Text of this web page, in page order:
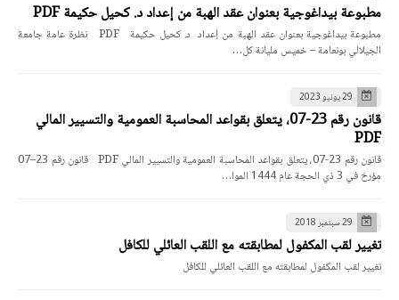
مطبوعة بيداغوجية بعنوان عقد الهبة من إعداد د. كحيل حكيمة PDF
مطبوعة بيداغوجية بعنوان عقد الهبة من إعداد د. كحيل حكيمة PDF نظرة عامة جامعة
الجيلالي بونعامة – خميس مليانة كل…
29 يونيو 2023
قانون رقم 23-07، يتعلق بقواعد المحاسبة العمومية والتسيير المالي
PDF
قانون رقم 23-07، يتعلق بقواعد المحاسبة العمومية والتسيير المالي PDF قانون رقم 23–07
مؤرخ في 3 ذي الحجة عام 1444 الموا…
29 سبتمبر 2018
تغيير لقب المكفول لمطابقته مع اللقب العائلي للكافل
تغيير لقب المكفول لمطابقته مع اللقب العائلي للكافل